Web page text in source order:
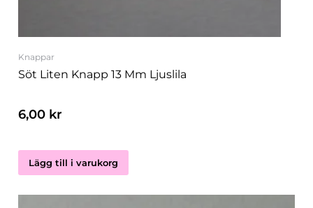
Knappar
Söt Liten Knapp 13 Mm Ljuslila
6,00 kr
Lägg till i varukorg